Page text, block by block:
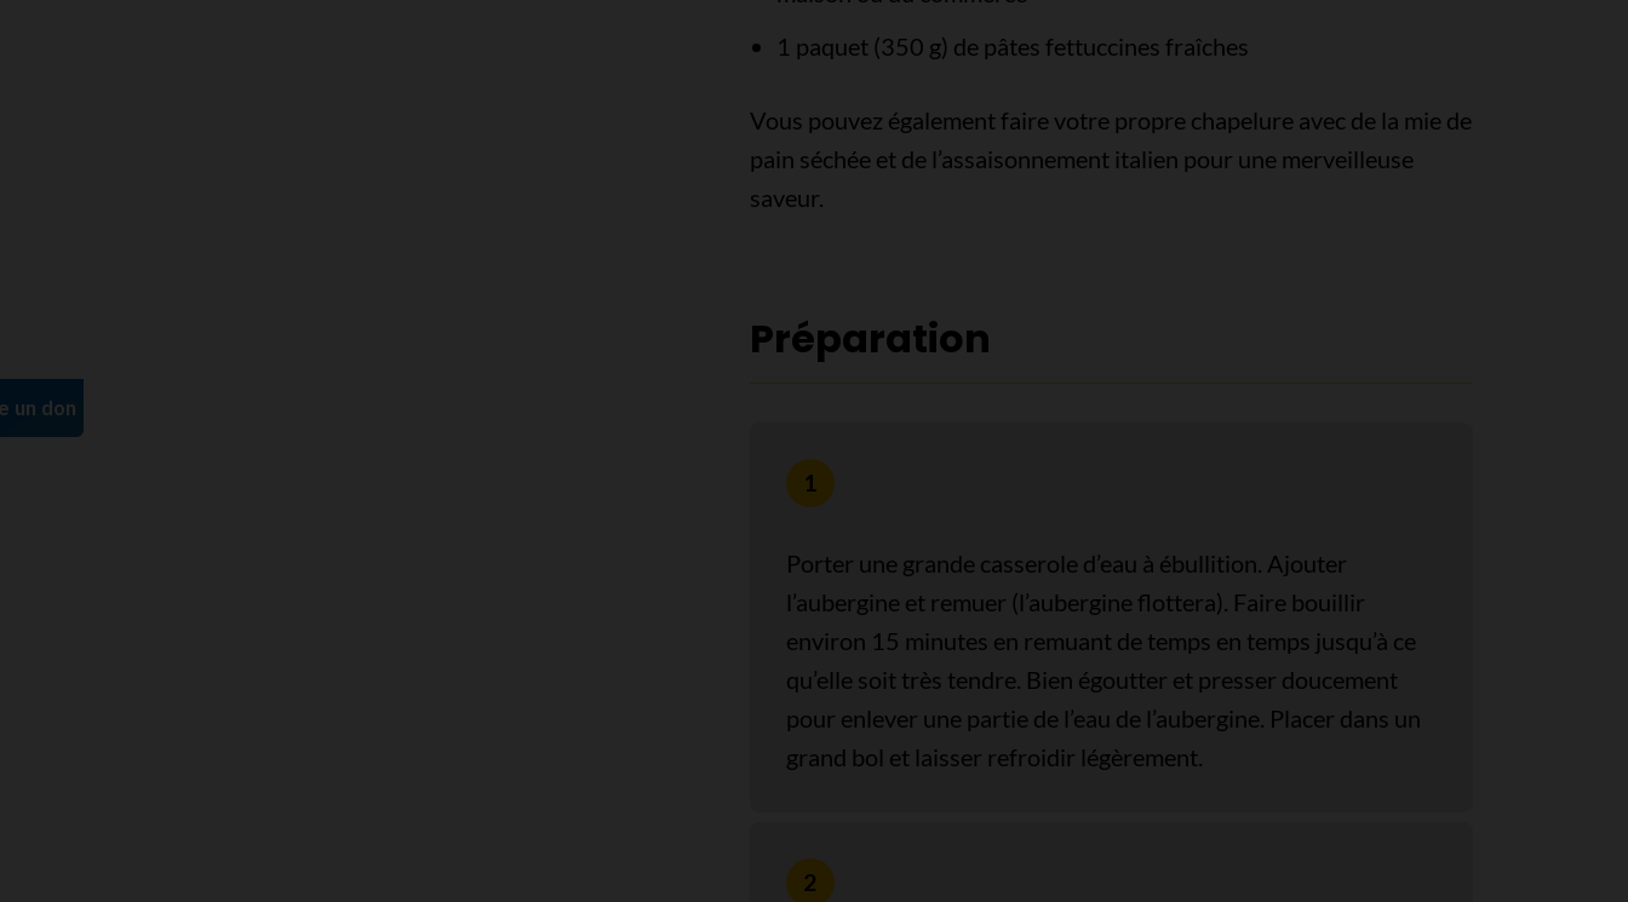
1 paquet (350 g) de pâtes fettuccines fraîches
Vous pouvez également faire votre propre chapelure avec de la mie de
pain séchée et de l’assaisonnement italien pour une merveilleuse
saveur.
Préparation
Porter une grande casserole d’eau à ébullition. Ajouter
l’aubergine et remuer (l’aubergine flottera). Faire bouillir
environ 15 minutes en remuant de temps en temps jusqu’à ce
qu’elle soit très tendre. Bien égoutter et presser doucement
pour enlever une partie de l’eau de l’aubergine. Placer dans un
grand bol et laisser refroidir légèrement.